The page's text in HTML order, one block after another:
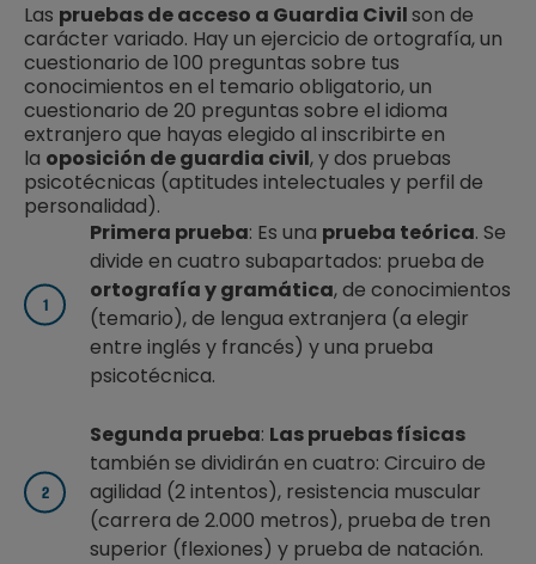
Las pruebas de acceso a Guardia Civilson de
carácter variado. Hay un ejercicio de ortografía, un
cuestionario de 100 preguntas sobre tus
conocimientos en el temario obligatorio, un
cuestionario de 20 preguntas sobre el idioma
extranjero que hayas elegido al inscribirte en
la oposición de guardia civil, y dos pruebas
psicotécnicas (aptitudes intelectuales y perfil de
personalidad).
Primera prueba: Es una prueba teórica. Se
divide en cuatro subapartados: prueba de
ortografía y gramática, de conocimientos
(temario), de lengua extranjera (a elegir
entre inglés y francés) y una prueba
psicotécnica.
Segunda prueba: Las pruebas físicas
también se dividirán en cuatro: Circuiro de
agilidad (2 intentos), resistencia muscular
(carrera de 2.000 metros), prueba de tren
superior (flexiones) y prueba de natación.